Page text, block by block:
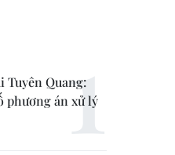
Tuyên Quang:
phương án xử lý